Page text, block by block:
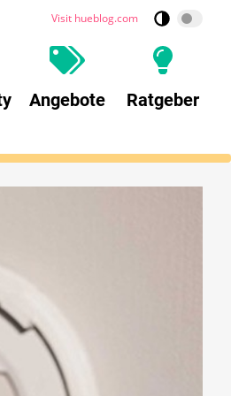
Visit hueblog.com
Angebote Ratgeber